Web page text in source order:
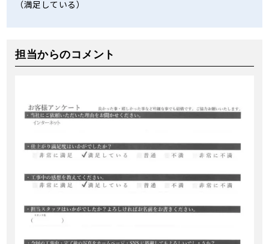
（満足している）
担当からのコメント